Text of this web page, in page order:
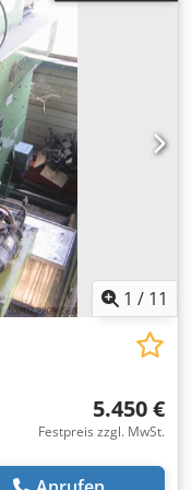
1 / 11
5.450 €
Festpreis zzgl. MwSt.